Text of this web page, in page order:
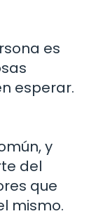
es
esperar.
y
del
que
mismo.